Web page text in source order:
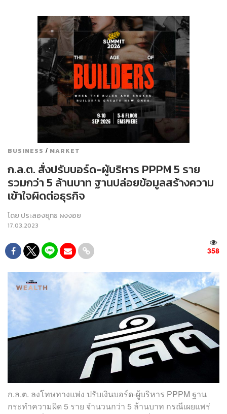
BUSINESS / MARKET
ก.ล.ต. สั่งปรับบอร์ด-ผู้บริหาร PPPM 5 ราย
รวมกว่า 5 ล้านบาท ฐานปล่อยข้อมูลสร้างความ
เข้าใจผิดต่อธุรกิจ
โดย ประลองยุทธ ผงงอย
17.03.2023
358
ก.ล.ต. ลงโทษทางแพ่ง ปรับเงินบอร์ด-ผู้บริหาร PPPM ฐาน
กระทำความผิด 5 ราย จำนวนกว่า 5 ล้านบาท กรณีเผยแพร่